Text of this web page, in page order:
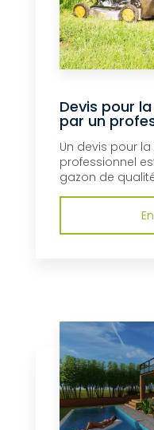
Devis pour
par un
Un devis pour
professionnel
gazon de